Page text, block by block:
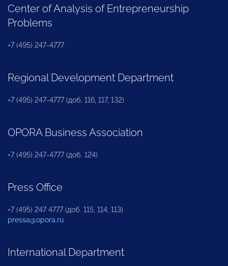
Center of Analysis of Entrepreneurship
Problems
+7 (495) 247-4777
Regional Development Department
+7 (495) 247-4777 (доб. 116, 117, 132)
OPORA Business Association
+7 (495) 247-4777 (доб. 124)
Press Office
+7 (495) 247 4777 (доб. 115, 114, 113)
pressa@opora.ru
International Department